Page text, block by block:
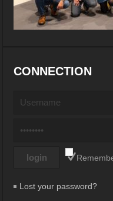
CONNECTION
Lost your password?